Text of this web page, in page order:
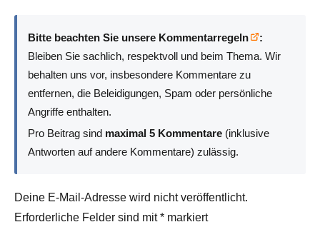
Bitte beachten Sie unsere Kommentarregeln
:
Bleiben Sie sachlich, respektvoll und beim Thema. Wir
behalten uns vor, insbesondere Kommentare zu
entfernen, die Beleidigungen, Spam oder persönliche
Angriffe enthalten.
Pro Beitrag sind maximal 5 Kommentare (inklusive
Antworten auf andere Kommentare) zulässig.
Deine E-Mail-Adresse wird nicht veröffentlicht.
Erforderliche Felder sind mit* markiert